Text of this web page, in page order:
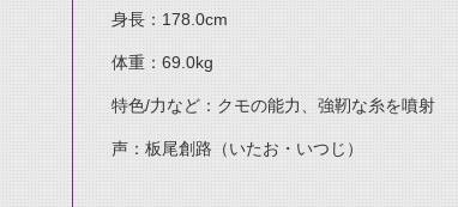
身長：178.0cm
体重：69.0kg
特色/力など：クモの能力、強靭な糸を噴射
声：板尾創路（いたお・いつじ）